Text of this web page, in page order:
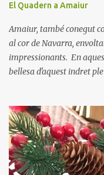
El Quadern a Amaiur
Amaiur, també conegut
al cor de Navarra,
impressionants. En
bellesa d'aquest indret
cultura navarresa i
conserva el seu encant
meravellós lloc i a